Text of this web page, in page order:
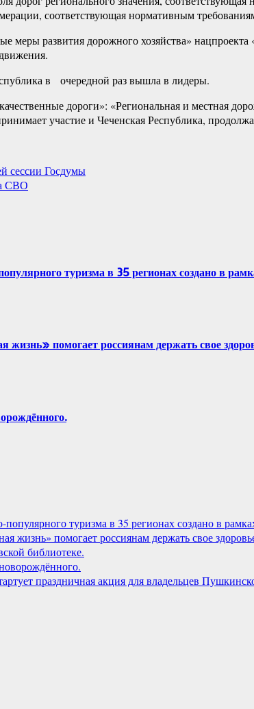
соответствующая нормативным
меры развития дорожного хозяйства»
в очередной раз вышла в лидеры.
дороги»: «Региональная и местная
участие и Чеченская Республика,
сессии Госдумы
СВО
туризма в 35 регионах создано в
помогает россиянам держать свое
туризма в 35 регионах создано в
жизнь» помогает россиянам держать свое
библиотеке.
праздничная акция для владельцев